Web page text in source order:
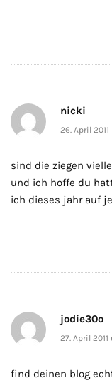
nicki
26. April
sind die ziegen
und ich hoffe du
ich dieses jahr auf
jodie30o
27. April 2011
find deinen blog